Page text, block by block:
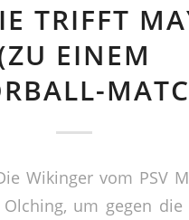
TRIFFT
EINEM
Wikinger vom PSV
um gegen die